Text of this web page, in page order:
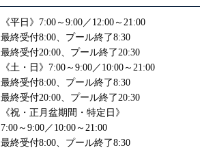
《平日》7:00～9:00／12:00～21:00
最終受付8:00、プール終了8:30
最終受付20:00、プール終了20:30
《土・日》7:00～9:00／10:00～21:00
最終受付8:00、プール終了8:30
最終受付20:00、プール終了20:30
《祝・正月盆期間・特定日》
7:00～9:00／10:00～21:00
最終受付8:00、プール終了8:30